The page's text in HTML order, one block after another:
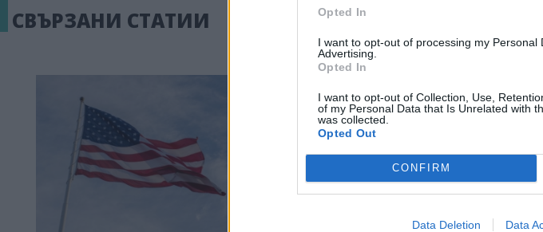
Opted In
I want to opt-out of processing my Personal
Advertising.
Opted In
I want to opt-out of Collection, Use,
of my Personal Data that Is Unrelated with
was collected.
Opted Out
CONFIRM
Data Deletion Data
СВЪРЗАНИ СТАТИИ